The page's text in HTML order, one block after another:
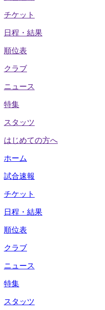
チケット
日程・結果
順位表
クラブ
ニュース
特集
スタッツ
はじめての方へ
ホーム
試合速報
チケット
日程・結果
順位表
クラブ
ニュース
特集
スタッツ